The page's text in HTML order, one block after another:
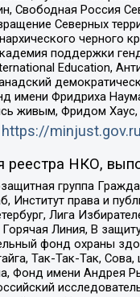
Свободная Россия
Северных
черного
поддержки
Education,
имени Фридриха
живым, Фридом
https://
реестра НКО,
группа
Институт права и
Лига
Линия, В
фонд охраны
Так-Так-Так,
Фонд имени Андрея